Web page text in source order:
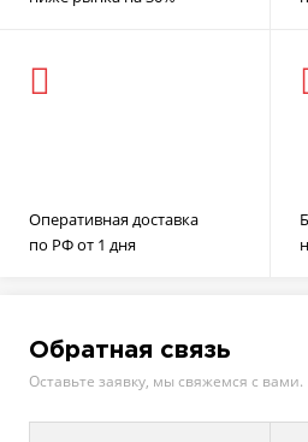
Оперативная доставка
по РФ от 1 дня
Обратная связь
Оставьте заявку, мы свяжемся с вами.